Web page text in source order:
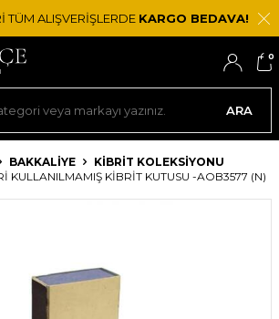
TÜM ALIŞVERİŞLERDE KARGO BEDAVA!
ARA
0
BAKKALIYE
KIBRIT KOLEKSIYONU
KULLANILMAMIŞ KIBRIT KUTUSU -AOB3577 (N)